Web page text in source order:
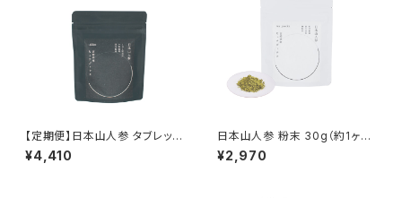
【定期便】日本山人参 タブレット
150錠【1ヶ月ごとにお届け】
¥4,410
日本山人参 粉末 30g（約1ヶ月
分）
¥2,970